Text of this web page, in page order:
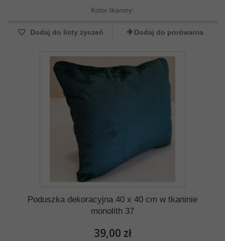
Kolor tkaniny:
Dodaj do listy życzeń Dodaj do porówania
Poduszka dekoracyjna 40 x 40 cm w tkaninie
monolith 37
39,00 zł